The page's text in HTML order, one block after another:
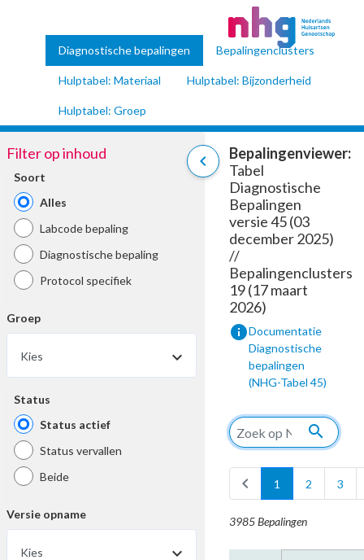
Diagnostische bepalingen Bepalingenclusters
Hulptabel: Materiaal Hulptabel: Bijzonderheid
Hulptabel: Groep
chevron_left
Filter op inhoud
Soort
Alles
Labcode bepaling
Diagnostische bepaling
Protocol specifiek
Groep
Kies
Status
Status actief
Status vervallen
Beide
Versie opname
Kies
Bepalingenviewer:
Tabel
Diagnostische
Bepalingen
versie 45 (03
december 2025)
//
Bepalingenclusters
19 (17 maart
2026)
infoDocumentatie
Diagnostische
bepalingen
(NHG-Tabel 45)
search
chevron_left 1 2 3
3985 Bepalingen